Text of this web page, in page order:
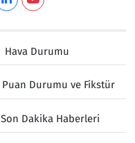
Hava Durumu
Puan Durumu ve Fikstür
Son Dakika Haberleri